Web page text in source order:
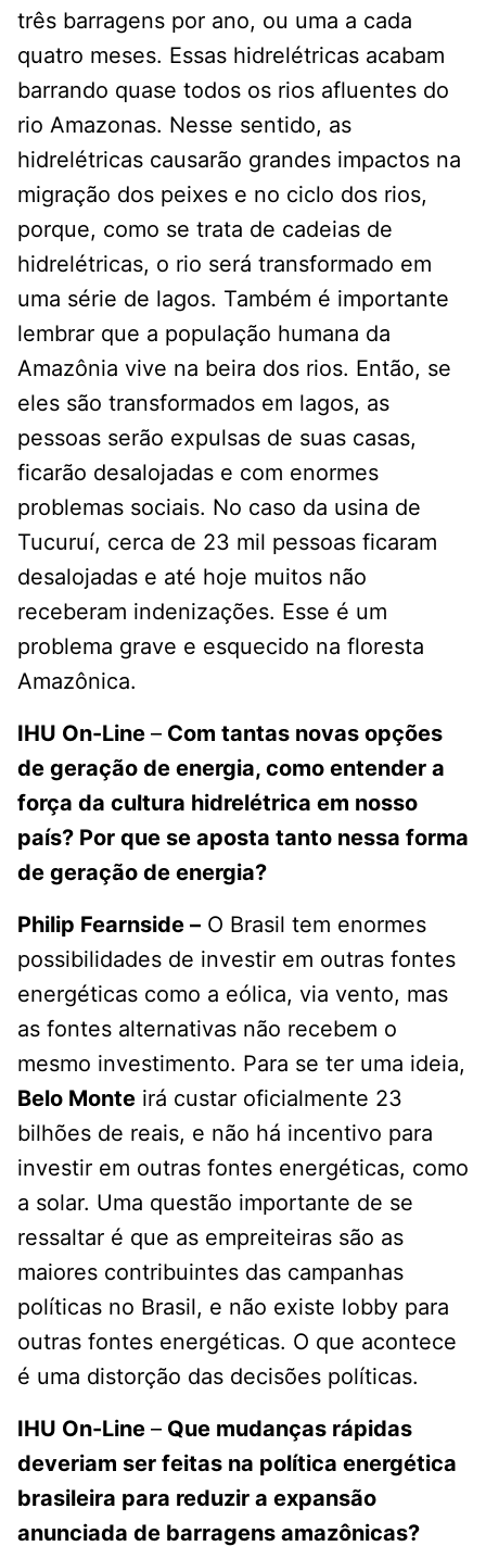
três barragens por ano, ou uma a cada
quatro meses. Essas hidrelétricas acabam
barrando quase todos os rios afluentes do
rio Amazonas. Nesse sentido, as
hidrelétricas causarão grandes impactos na
migração dos peixes e no ciclo dos rios,
porque, como se trata de cadeias de
hidrelétricas, o rio será transformado em
uma série de lagos. Também é importante
lembrar que a população humana da
Amazônia vive na beira dos rios. Então, se
eles são transformados em lagos, as
pessoas serão expulsas de suas casas,
ficarão desalojadas e com enormes
problemas sociais. No caso da usina de
Tucuruí, cerca de 23 mil pessoas ficaram
desalojadas e até hoje muitos não
receberam indenizações. Esse é um
problema grave e esquecido na floresta
Amazônica.
IHU On-Line – Com tantas novas opções
de geração de energia, como entender a
força da cultura hidrelétrica em nosso
país? Por que se aposta tanto nessa forma
de geração de energia?
Philip Fearnside – O Brasil tem enormes
possibilidades de investir em outras fontes
energéticas como a eólica, via vento, mas
as fontes alternativas não recebem o
mesmo investimento. Para se ter uma ideia,
Belo Monte irá custar oficialmente 23
bilhões de reais, e não há incentivo para
investir em outras fontes energéticas, como
a solar. Uma questão importante de se
ressaltar é que as empreiteiras são as
maiores contribuintes das campanhas
políticas no Brasil, e não existe lobby para
outras fontes energéticas. O que acontece
é uma distorção das decisões políticas.
IHU On-Line – Que mudanças rápidas
deveriam ser feitas na política energética
brasileira para reduzir a expansão
anunciada de barragens amazônicas?